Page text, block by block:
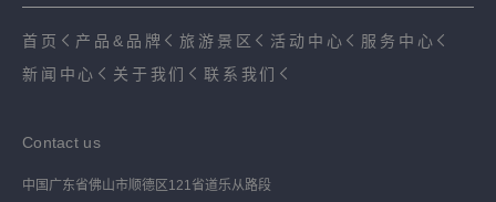
首页 产品&品牌 旅游景区 活动中心
服务中心
新闻中心
关于我们 联系我们
Contact us
中国广东省佛山市顺德区121省道乐从路段